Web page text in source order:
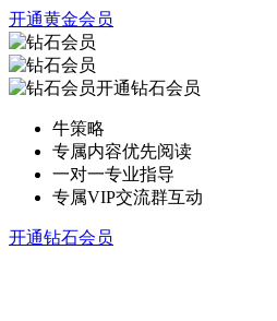
开通黄金会员
开通钻石会员
牛策略
专属内容优先阅读
一对一专业指导
专属VIP交流群互动
开通钻石会员